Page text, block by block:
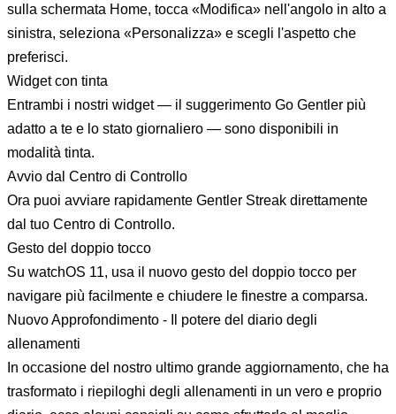
sulla schermata Home, tocca «Modifica» nell'angolo in alto a
sinistra, seleziona «Personalizza» e scegli l'aspetto che
preferisci.
Widget con tinta
Entrambi i nostri widget — il suggerimento Go Gentler più
adatto a te e lo stato giornaliero — sono disponibili in
modalità tinta.
Avvio dal Centro di Controllo
Ora puoi avviare rapidamente Gentler Streak direttamente
dal tuo Centro di Controllo.
Gesto del doppio tocco
Su watchOS 11, usa il nuovo gesto del doppio tocco per
navigare più facilmente e chiudere le finestre a comparsa.
Nuovo Approfondimento - Il potere del diario degli
allenamenti
In occasione del nostro ultimo grande aggiornamento, che ha
trasformato i riepiloghi degli allenamenti in un vero e proprio